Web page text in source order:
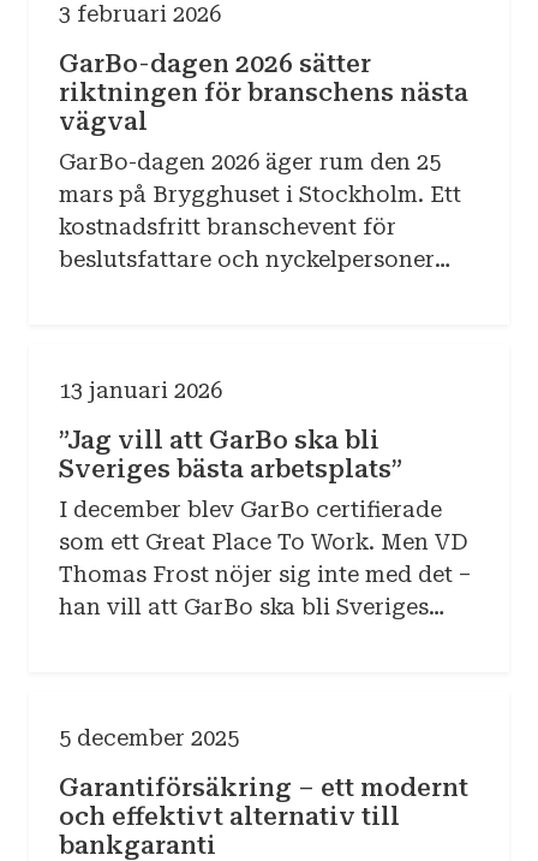
3 februari 2026
GarBo-dagen 2026 sätter
riktningen för branschens nästa
vägval
GarBo-dagen 2026 äger rum den 25
mars på Brygghuset i Stockholm. Ett
kostnadsfritt branschevent för
beslutsfattare och nyckelpersoner
13 januari 2026
”Jag vill att GarBo ska bli
Sveriges bästa arbetsplats”
I december blev GarBo certifierade
som ett Great Place To Work. Men VD
Thomas Frost nöjer sig inte med det –
han vill att GarBo ska bli Sveriges
5 december 2025
Garantiförsäkring – ett modernt
och effektivt alternativ till
bankgaranti